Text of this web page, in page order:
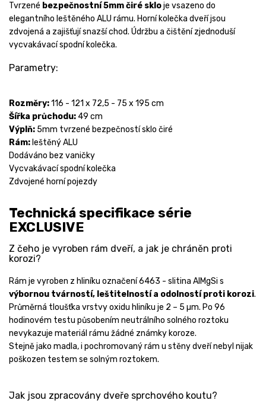
Tvrzené bezpečnostní 5mm čiré skloje vsazeno do
elegantního leštěného ALU rámu. Horní kolečka dveří jsou
zdvojená a zajišťují snazší chod. Údržbu a čištění zjednoduší
vycvakávací spodní kolečka.
Parametry:
Rozměry:116 - 121 x 72,5 - 75 x 195 cm
Šířka průchodu:49 cm
Výplň: 5mm tvrzené bezpečností sklo čiré
Rám:leštěný ALU
Dodáváno bez vaničky
Vycvakávací spodní kolečka
Zdvojené horní pojezdy
Technická specifikace série
EXCLUSIVE
Z čeho je vyroben rám dveří, a jak je chráněn proti
korozi?
Rám je vyroben z hliníku označení 6463 - slitina AlMgSi s
výbornou tvárností, leštitelností a odolností proti korozi.
Průměrná tloušťka vrstvy oxidu hliníku je 2 – 5 µm. Po 96
hodinovém testu působením neutrálního solného roztoku
nevykazuje materiál rámu žádné známky koroze.
Stejně jako madla, i pochromovaný rám u stěny dveří nebyl nijak
poškozen testem se solným roztokem.
Jak jsou zpracovány dveře sprchového koutu?